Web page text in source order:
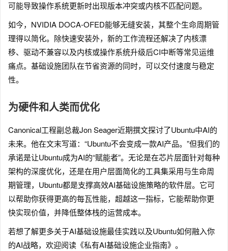
可能导致操作系统更新时出现版本冲突或内核不匹配问题。
如今，NVIDIA DOCA-OFED能够无缝安装，其整个生命周期管
理得以简化。除快速安装外，新的工作流程还解决了内核漂
移、驱动不兼容以及内核或操作系统升级后CI中断等常见运维
痛点。基础设施团队在节省资源的同时，可以交付速度与稳定
性。
为硬件和人类而优化
Canonical工程副总裁Jon Seager近期撰文探讨了Ubuntu中AI的
未来。他在文末写道：“Ubuntu不会变成一款AI产品。”但我们的
承诺是让Ubuntu成为AI的“赋能者”。无论是在芯片层面针对每种
架构的深度优化，还是在用户层面简化的工具集采用与生命周
期管理，Ubuntu都是支撑高效AI基础设施策略的软件层。它可
以帮助你获得更高的每瓦性能，超越这一指标，它能帮助你更
快实现价值，并降低整体栈的运营成本。
若想了解更多关于AI基础设施最佳实践以及Ubuntu如何融入你
的AI战略，欢迎阅读《私有AI基础设施企业指南》。